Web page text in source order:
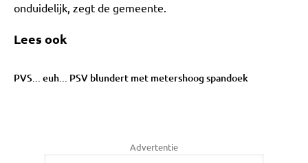
onduidelijk, zegt de gemeente.
Lees ook
PVS... euh... PSV blundert met metershoog spandoek
Advertentie